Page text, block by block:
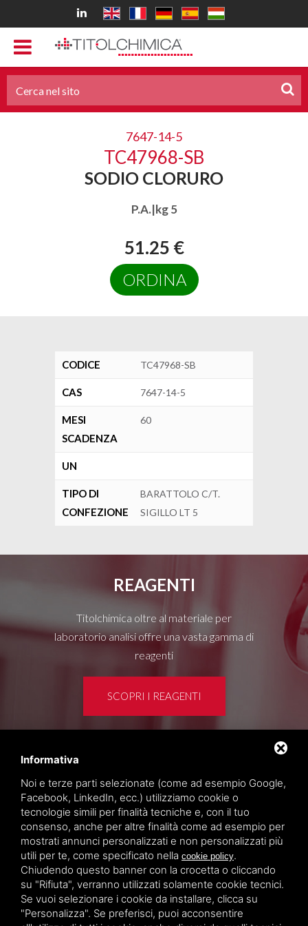
7647-14-5
TC47968-SB
SODIO CLORURO
P.A.|kg 5
51.25 €
ORDINA
CODICE TC47968-SB
CAS 7647-14-5
MESI
SCADENZA
60
UN
TIPO DI
CONFEZIONE
BARATTOLO C/T.
SIGILLO LT 5
REAGENTI
Titolchimica oltre al materiale per
laboratorio analisi offre una vasta gamma di
reagenti
SCOPRI I REAGENTI
Area clienti
Privacy policy
Sitemap
TITOLCHIMICA SPA - VIA DELL'ARTIGIANATO, 2
(MACROAREA) 45030 VILLAMARZANA (RO) ITALY,
TEL +39 0425 492644. P.I. 00748970290
Informativa
Noi e terze parti selezionate (come ad esempio Google,
Facebook, LinkedIn, ecc.) utilizziamo cookie o
tecnologie simili per finalità tecniche e, con il tuo
consenso, anche per altre finalità come ad esempio per
mostrati annunci personalizzati e non personalizzati più
utili per te, come specificato nella cookie policy.
Chiudendo questo banner con la crocetta o cliccando
su "Rifiuta", verranno utilizzati solamente cookie tecnici.
Se vuoi selezionare i cookie da installare, clicca su
"Personalizza". Se preferisci, puoi acconsentire